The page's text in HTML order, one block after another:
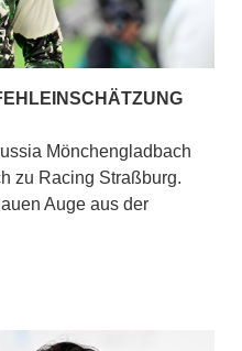
Mönchengladbach
zu Racing Straßburg.
Auge aus der